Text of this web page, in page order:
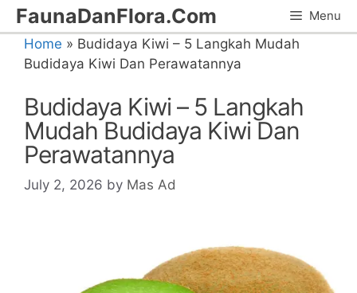
Skip
to
content
FaunaDanFlora.Com Menu
Home » Budidaya Kiwi – 5 Langkah Mudah
Budidaya Kiwi Dan Perawatannya
Budidaya Kiwi – 5 Langkah
Mudah Budidaya Kiwi Dan
Perawatannya
July 2, 2026 by Mas Ad